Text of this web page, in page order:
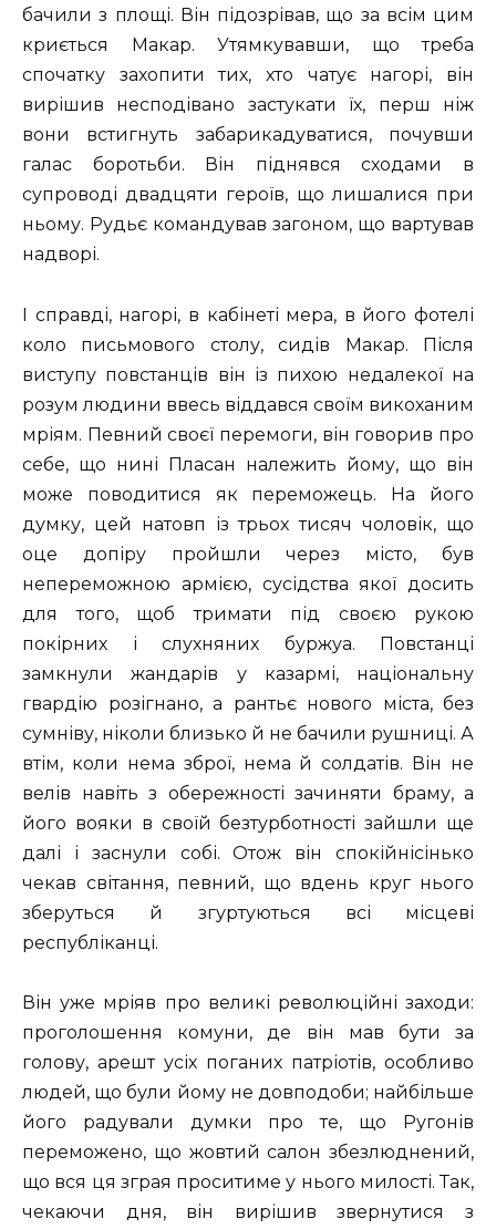
бачили з площі. Він підозрівав, що за всім цим
криється Макар. Утямкувавши, що треба
спочатку захопити тих, хто чатує нагорі, він
вирішив несподівано застукати їх, перш ніж
вони встигнуть забарикадуватися, почувши
галас боротьби. Він піднявся сходами в
супроводі двадцяти героїв, що лишалися при
ньому. Рудьє командував загоном, що вартував
надворі.
І справді, нагорі, в кабінеті мера, в його фотелі
коло письмового столу, сидів Макар. Після
виступу повстанців він із пихою недалекої на
розум людини ввесь віддався своїм викоханим
мріям. Певний своєї перемоги, він говорив про
себе, що нині Пласан належить йому, що він
може поводитися як переможець. На його
думку, цей натовп із трьох тисяч чоловік, що
оце допіру пройшли через місто, був
непереможною армією, сусідства якої досить
для того, щоб тримати під своєю рукою
покірних і слухняних буржуа. Повстанці
замкнули жандарів у казармі, національну
гвардію розігнано, а рантьє нового міста, без
сумніву, ніколи близько й не бачили рушниці. А
втім, коли нема зброї, нема й солдатів. Він не
велів навіть з обережності зачиняти браму, а
його вояки в своїй безтурботності зайшли ще
далі і заснули собі. Отож він спокійнісінько
чекав світання, певний, що вдень круг нього
зберуться й згуртуються всі місцеві
республіканці.
Він уже мріяв про великі революційні заходи:
проголошення комуни, де він мав бути за
голову, арешт усіх поганих патріотів, особливо
людей, що були йому не довподоби; найбільше
його радували думки про те, що Ругонів
переможено, що жовтий салон збезлюднений,
що вся ця зграя проситиме у нього милості. Так,
чекаючи дня, він вирішив звернутися з